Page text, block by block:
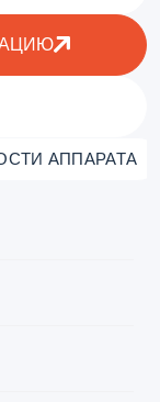
АППАРАТА